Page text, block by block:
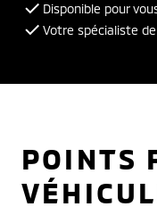
Disponible pour
Votre spécialiste
POINTS